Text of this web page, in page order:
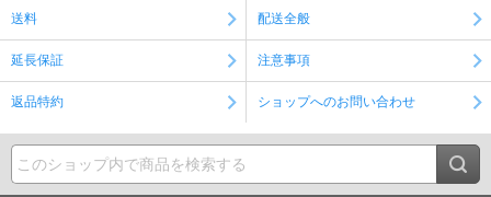
送料 配送全般
延長保証 注意事項
返品特約 ショップへのお問い合わせ